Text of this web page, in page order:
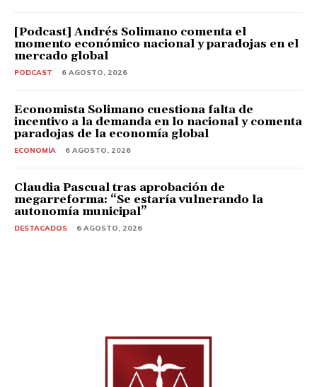
[Podcast] Andrés Solimano comenta el
momento económico nacional y paradojas en el
mercado global
PODCAST 6 AGOSTO, 2026
Economista Solimano cuestiona falta de
incentivo a la demanda en lo nacional y comenta
paradojas de la economía global
ECONOMÍA 6 AGOSTO, 2026
Claudia Pascual tras aprobación de
megarreforma: “Se estaría vulnerando la
autonomía municipal”
DESTACADOS 6 AGOSTO, 2026